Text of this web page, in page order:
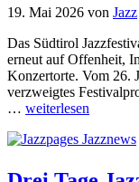
19. Mai 2026 von Jazz
Das Südtirol
erneut auf Offenheit,
Konzertorte. Vom 26.
verzweigtes
… weiterlesen